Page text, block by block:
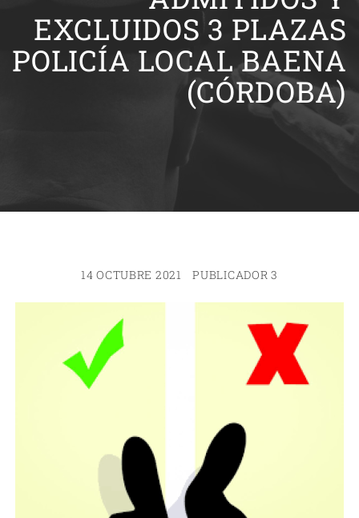
EXCLUIDOS 3 PLAZAS
POLICÍA LOCAL BAENA
(CÓRDOBA)
14 OCTUBRE 2021 PUBLICADOR 3